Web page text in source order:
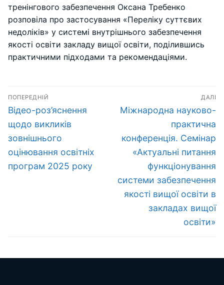
тренінгового забезпечення Оксана Требенко
розповіла про застосування «Переліку суттєвих
недоліків» у системі внутрішнього забезпечення
якості освіти закладу вищої освіти, поділившись
практичними підходами та рекомендаціями.
Навігація
записів
ПОПЕРЕДНІЙ
Попередній
запис:
Відео-роз’яснення
щодо викликів
зовнішнього
оцінювання освітніх
програм 2025 року
ДАЛІ
Наступний
Міжнародна науково-
практична
конференція. Семінар
«Актуальні питання
функціонування
системи забезпечення
якості вищої освіти в
закладах вищої
освіти»